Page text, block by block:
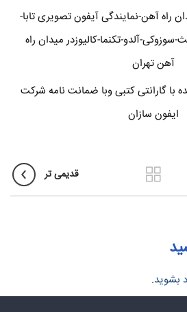
راه آهن-نمایندگی آیفون تصویری تابا-
آلدو-تکنما-کالیوزدر میدان راه
آهن تهران
با گارانتی کتبی وبا ضمانت نامه شرکت
ایفون سازان
قدیمی تر
بشوید.